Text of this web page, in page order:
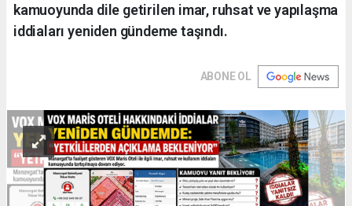
kamuoyunda dile getirilen imar, ruhsat ve yapılaşma
iddiaları yeniden gündeme taşındı.
ABONE OL